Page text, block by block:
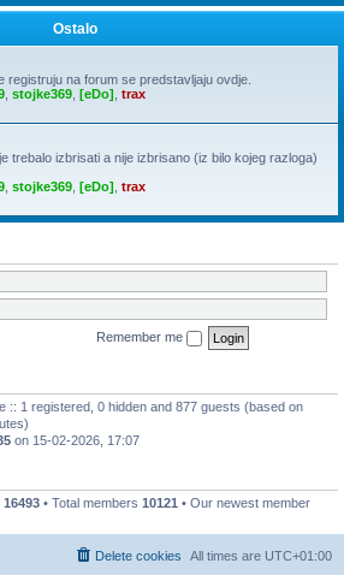
Ostalo
registruju na forum se predstavljaju ovdje.
stojke369 [eDo] trax
trebalo izbrisati a nije izbrisano (iz bilo kojeg razloga)
stojke369 [eDo] trax
Remember me
:: 1 registered, 0 hidden and 877 guests (based on
on 15-02-2026, 17:07
16493 • Total members 10121 • Our newest member
All times are UTC+01:00
Delete cookies